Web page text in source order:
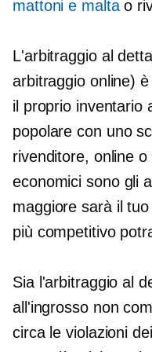
mattoni e maltao
L'arbitraggio al
arbitraggio online)
il proprio inventario
popolare con uno
rivenditore, online o
economici sono gli
maggiore sarà il
più competitivo
Sia l'arbitraggio al
all'ingrosso non
circa le violazioni